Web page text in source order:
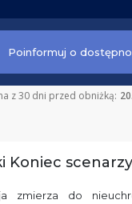
Poinformuj o
z 30 dni przed obniżką:
Koniec
zmierza do